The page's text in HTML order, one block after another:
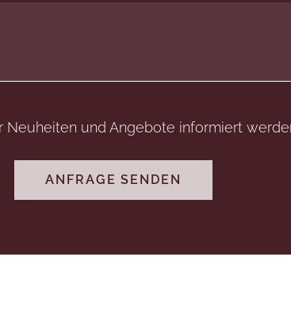
Neuheiten und Angebote informiert